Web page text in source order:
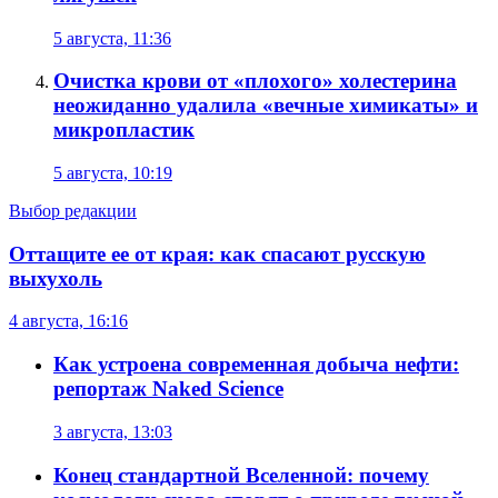
5 августа, 11:36
Очистка крови от «плохого» холестерина
неожиданно удалила «вечные химикаты» и
микропластик
5 августа, 10:19
Выбор редакции
Оттащите ее от края: как спасают русскую
выхухоль
4 августа, 16:16
Как устроена современная добыча нефти:
репортаж Naked Science
3 августа, 13:03
Конец стандартной Вселенной: почему